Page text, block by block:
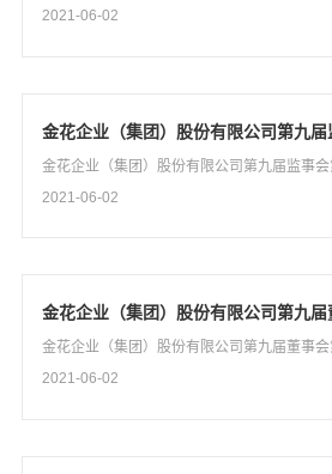
2021-06-02
金花企业（集团）股份有限公司第九
金花企业（集团）股份有限公司第九届监事
2021-06-02
金花企业（集团）股份有限公司第九
金花企业（集团）股份有限公司第九届董事
2021-06-02